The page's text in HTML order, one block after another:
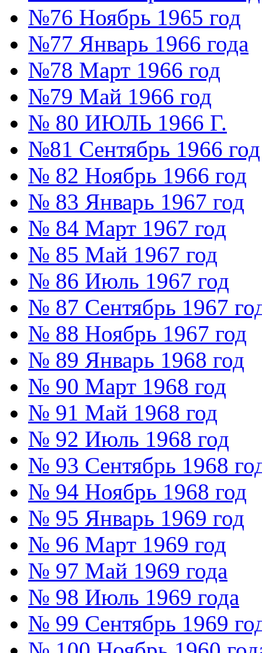
№76 Ноябрь 1965 год
№77 Январь 1966 года
№78 Март 1966 год
№79 Май 1966 год
№ 80 ИЮЛЬ 1966 Г.
№81 Сентябрь 1966 год
№ 82 Ноябрь 1966 год
№ 83 Январь 1967 год
№ 84 Март 1967 год
№ 85 Май 1967 год
№ 86 Июль 1967 год
№ 87 Сентябрь 1967
№ 88 Ноябрь 1967 год
№ 89 Январь 1968 год
№ 90 Март 1968 год
№ 91 Май 1968 год
№ 92 Июль 1968 год
№ 93 Сентябрь 1968
№ 94 Ноябрь 1968 год
№ 95 Январь 1969 год
№ 96 Март 1969 год
№ 97 Май 1969 года
№ 98 Июль 1969 года
№ 99 Сентябрь 1969